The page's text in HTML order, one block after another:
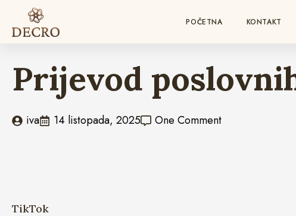
POČETNA KONTAKT
Prijevod
iva 14 listopada, 2025 One Comment
TikTok